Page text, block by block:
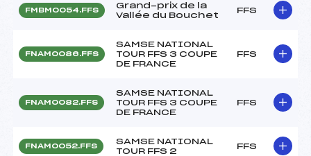
FMBM0054.FFS
Grand-prix de la
Vallée du Bouchet
FFS
FNAM0086.FFS
SAMSE NATIONAL
TOUR FFS 3 COUPE
DE FRANCE
FFS
FNAM0082.FFS
SAMSE NATIONAL
TOUR FFS 3 COUPE
DE FRANCE
FFS
FNAM0052.FFS
SAMSE NATIONAL
TOUR FFS 2
FFS